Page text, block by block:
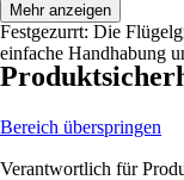
Festgezurrt: Die
einfache Handhabung
Mehr anzeigen
Bereich überspringen
Verantwortlich für